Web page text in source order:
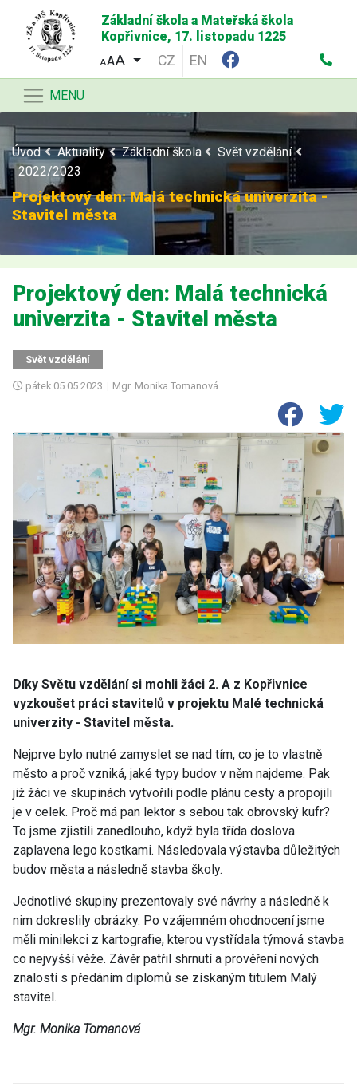
Základní škola a Mateřská škola
Kopřivnice, 17. listopadu 1225
AA CZ EN
MENU
Úvod Aktuality Základní škola
Svět vzdělání
2022/2023
Projektový den: Malá technická univerzita -
Stavitel města
Projektový den: Malá technická
univerzita - Stavitel města
Svět vzdělání
pátek 05.05.2023 | Mgr. Monika Tomanová
Díky Světu vzdělání si mohli žáci 2. A z Kopřivnice
vyzkoušet práci stavitelů v projektu Malé technická
univerzity - Stavitel města.
Nejprve bylo nutné zamyslet se nad tím, co je to vlastně
město a proč vzniká, jaké typy budov v něm najdeme. Pak
již žáci ve skupinách vytvořili podle plánu cesty a propojili
je v celek. Proč má pan lektor s sebou tak obrovský kufr?
To jsme zjistili zanedlouho, když byla třída doslova
zaplavena lego kostkami. Následovala výstavba důležitých
budov města a následně stavba školy.
Jednotlivé skupiny prezentovaly své návrhy a následně k
nim dokreslily obrázky. Po vzájemném ohodnocení jsme
měli minilekci z kartografie, kterou vystřídala týmová stavba
co nejvyšší věže. Závěr patřil shrnutí a prověření nových
znalostí s předáním diplomů se získaným titulem Malý
stavitel.
Mgr. Monika Tomanová